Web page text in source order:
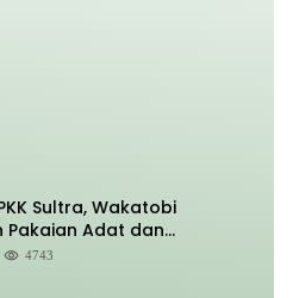
Sultra, Wakatobi
Pakaian Adat dan
pada Parade Defile
4743